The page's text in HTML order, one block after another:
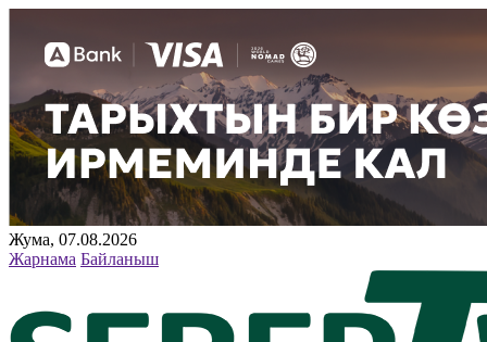
Жума, 07.08.2026
Жарнама Байланыш